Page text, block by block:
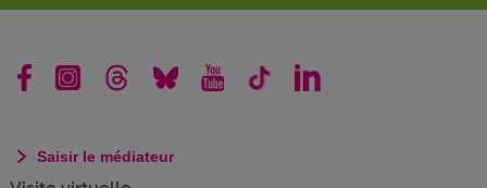
Saisir le médiateur